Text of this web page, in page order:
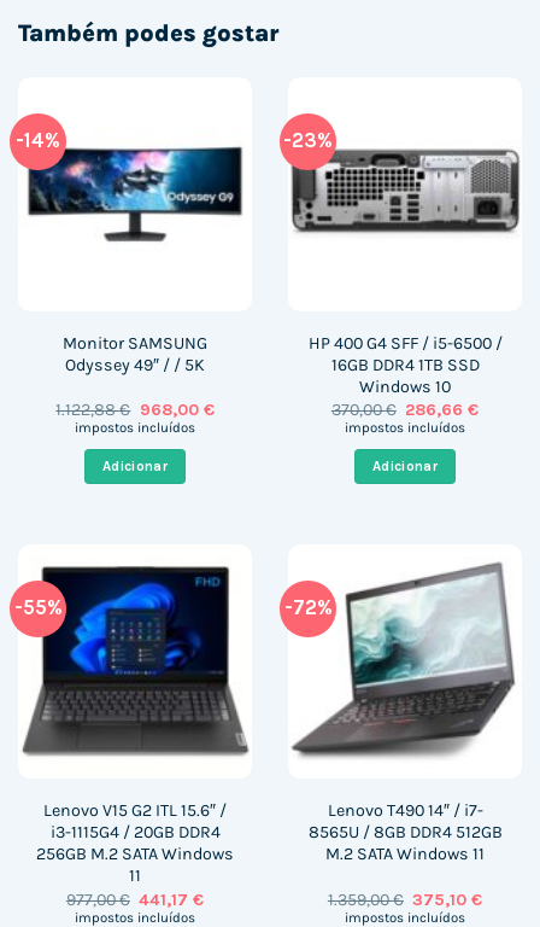
Também podes gostar
-14%
Monitor SAMSUNG
Odyssey 49″ / / 5K
1.122,88€ O
preço
era:
1.122,88 €.
968,00 €O
impostos incluídos
Adicionar
-23%
HP 400 G4 SFF / i5-6500 /
16GB DDR4 1TB SSD
Windows 10
370,00€ O
preço
era:
370,00 €.
286,66€O
impostos incluídos
Adicionar
-55%
Lenovo V15 G2 ITL 15.6″ /
i3-1115G4 / 20GB DDR4
256GB M.2 SATA Windows
11
977,00€ O
preço
441,17€O
impostos incluídos
-72%
Lenovo T490 14″ / i7-
8565U / 8GB DDR4 512GB
M.2 SATA Windows 11
1.359,00€ O
preço
375,10€O
impostos incluídos